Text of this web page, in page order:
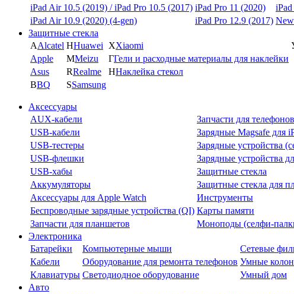
iPad Air 10.5 (2019) / iPad Pro 10.5 (2017) iPad Pro 11 (2020)
iPad Air 10.9 (2020) (4-gen)
iPad Pro 12.9 (2017)
Защитные стекла
AAlcatel HHuawei XXiaomi
Apple
MMeizu ГГели и расходные материалы для наклейки
Asus
RRealme ННаклейка стекол
BBQ SSamsung
Аксессуары
AUX-кабели
Запчасти для телефонов
USB-кабели
Зарядные Magsafe для
USB-тестеры
Зарядные устройства
USB-флешки
Зарядные устройства
USB-хабы
Защитные стекла
Аккумуляторы
Защитные стекла для
Аксессуары для Apple Watch
Инструменты
Беспроводные зарядные устройства (QI) Карты памяти
Запчасти для планшетов
Моноподы (селфи-
Электроника
Батарейки
Компьютерные мыши Сетевые
Кабели
Оборудование для ремонта телефонов Умные
Клавиатуры Светодиодное оборудование
Умный дом
Авто